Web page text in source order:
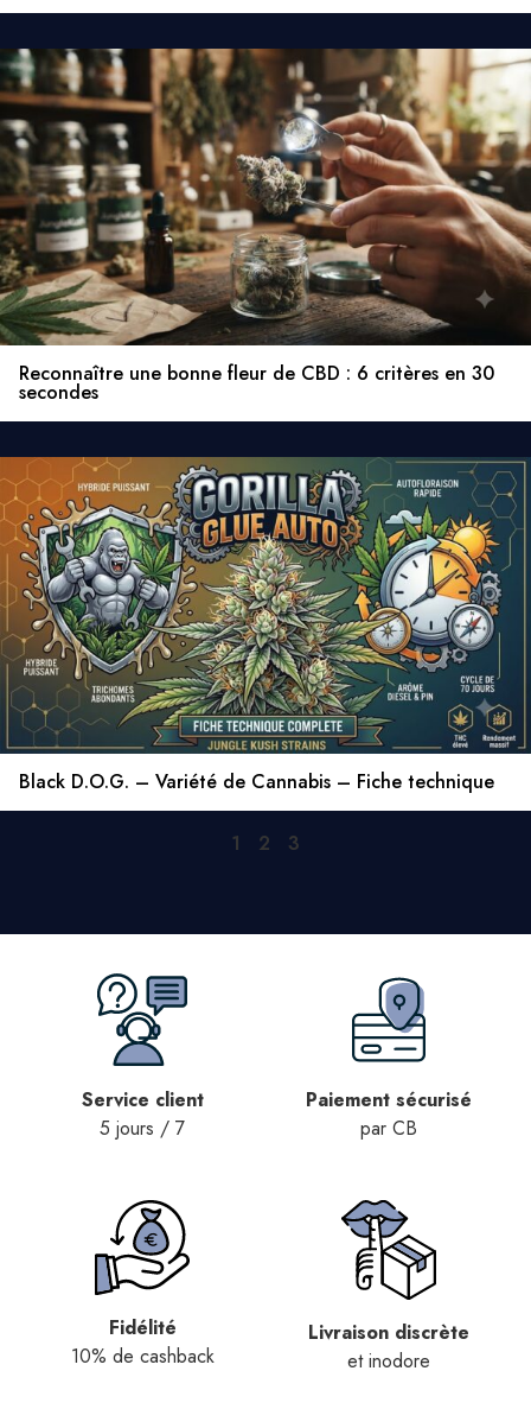
Reconnaître une bonne fleur de CBD : 6 critères en 30
secondes
Black D.O.G. – Variété de Cannabis – Fiche technique
1 2 3
Service client
5 jours / 7
Paiement sécurisé
par CB
Fidélité
10% de cashback
Livraison discrète
et inodore